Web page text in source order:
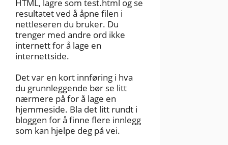
HTML, lagre som test.html og se
resultatet ved å åpne filen i
nettleseren du bruker. Du
trenger med andre ord ikke
internett for å lage en
internettside.
Det var en kort innføring i hva
du grunnleggende bør se litt
nærmere på for å lage en
hjemmeside. Bla det litt rundt i
bloggen for å finne flere innlegg
som kan hjelpe deg på vei.